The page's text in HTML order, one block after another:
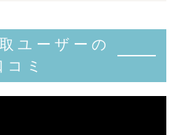
ユーザーの
コミ